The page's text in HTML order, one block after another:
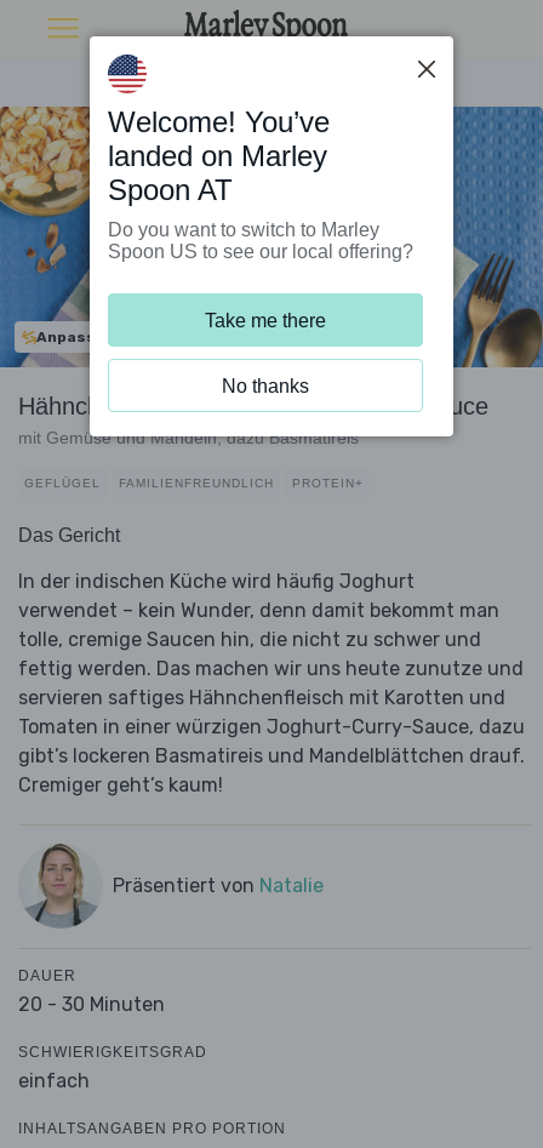
Anpassbar
Hähnchen in indischer Curry-Joghurt-Sauce
mit Gemüse und Mandeln, dazu Basmatireis
GEFLÜGEL FAMILIENFREUNDLICH PROTEIN+
Das Gericht
In der indischen Küche wird häufig Joghurt
verwendet – kein Wunder, denn damit bekommt man
tolle, cremige Saucen hin, die nicht zu schwer und
fettig werden. Das machen wir uns heute zunutze und
servieren saftiges Hähnchenfleisch mit Karotten und
Tomaten in einer würzigen Joghurt-Curry-Sauce, dazu
gibt’s lockeren Basmatireis und Mandelblättchen drauf.
Cremiger geht’s kaum!
Präsentiert von Natalie
DAUER
20 - 30 Minuten
SCHWIERIGKEITSGRAD
einfach
INHALTSANGABEN PRO PORTION
Welcome! You’ve
landed on Marley
Spoon AT
Do you want to switch to Marley
Spoon US to see our local offering?
Take me there
No thanks